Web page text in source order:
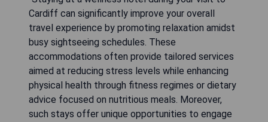
Cardiff can significantly improve your overall
travel experience by promoting relaxation amidst
busy sightseeing schedules. These
accommodations often provide tailored services
aimed at reducing stress levels while enhancing
physical health through fitness regimes or dietary
advice focused on nutritious meals. Moreover,
such stays offer unique opportunities to engage